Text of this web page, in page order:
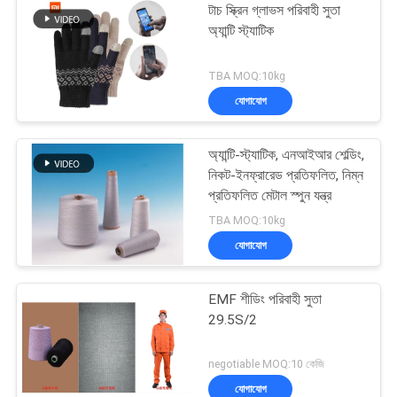
টাচ স্ক্রিন গ্লাভস পরিবাহী সুতা
অ্যান্টি স্ট্যাটিক
TBA MOQ:10kg
যোগাযোগ
অ্যান্টি-স্ট্যাটিক, এনআইআর শেল্ডিং,
নিকট-ইনফ্রারেড প্রতিফলিত, নিম্ন
প্রতিফলিত মেটাল স্পুন যন্ত্র
TBA MOQ:10kg
যোগাযোগ
EMF শীডিং পরিবাহী সুতা
29.5S/2
negotiable MOQ:10 কেজি
যোগাযোগ